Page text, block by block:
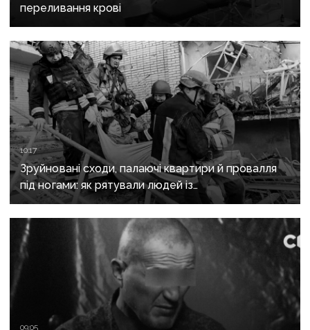
переливання крові
10:17
Зруйновані сходи, палаючі квартири й провалля
під ногами: як рятували людей із
багатоповерхівки в Краматорську
09:05